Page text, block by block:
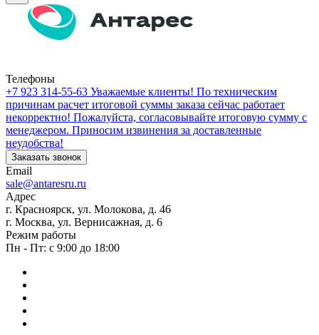
Телефоны
+7 923 314-55-63 Уважаемые клиенты! По техническим
причинам расчет итоговой суммы заказа сейчас работает
некорректно! Пожалуйста, согласовывайте итоговую сумму с
менеджером. Приносим извинения за доставленные
неудобства!
Заказать звонок
Email
sale@antaresru.ru
Адрес
г. Красноярск, ул. Молокова, д. 46
г. Москва, ул. Вернисажная, д. 6
Режим работы
Пн - Пт: с 9:00 до 18:00